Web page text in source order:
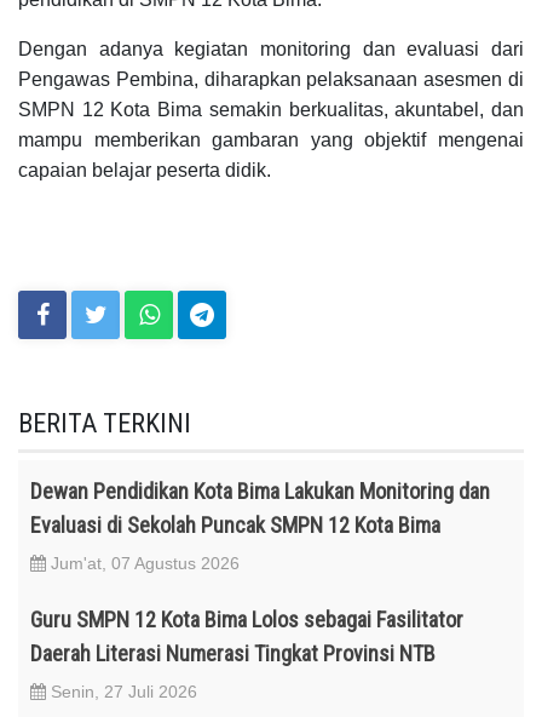
Dengan adanya kegiatan monitoring dan evaluasi dari
Pengawas Pembina, diharapkan pelaksanaan asesmen di
SMPN 12 Kota Bima semakin berkualitas, akuntabel, dan
mampu memberikan gambaran yang objektif mengenai
capaian belajar peserta didik.
BERITA TERKINI
Dewan Pendidikan Kota Bima Lakukan Monitoring dan
Evaluasi di Sekolah Puncak SMPN 12 Kota Bima
Jum'at, 07 Agustus 2026
Guru SMPN 12 Kota Bima Lolos sebagai Fasilitator
Daerah Literasi Numerasi Tingkat Provinsi NTB
Senin, 27 Juli 2026